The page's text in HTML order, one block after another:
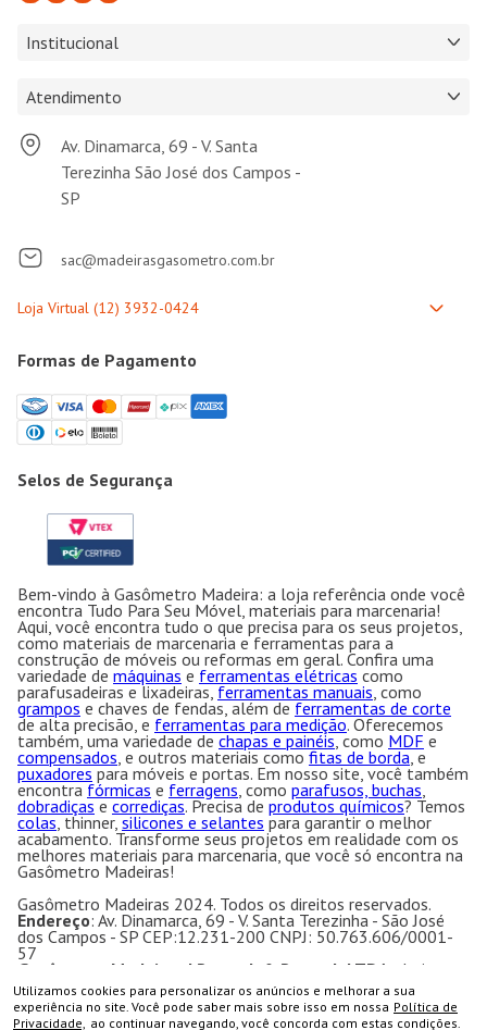
Utilizamos cookies para personalizar os anúncios e melhorar a sua
experiência no site. Você pode saber mais sobre isso em nossa Política de
Privacidade, ao continuar navegando, você concorda com estas condições.
COMPRAR
Institucional
Atendimento
Av. Dinamarca, 69 - V. Santa
Terezinha São José dos Campos -
SP
sac@madeirasgasometro.com.br
Formas de Pagamento
Selos de Segurança
Bem-vindo à Gasômetro Madeira: a loja referência onde você
encontra Tudo Para Seu Móvel, materiais para marcenaria!
Aqui, você encontra tudo o que precisa para os seus projetos,
como materiais de marcenaria e ferramentas para a
construção de móveis ou reformas em geral. Confira uma
variedade de máquinas e ferramentas elétricas como
parafusadeiras e lixadeiras, ferramentas manuais, como
grampos e chaves de fendas, além de ferramentas de corte
de alta precisão, e ferramentas para medição. Oferecemos
também, uma variedade de chapas e painéis, como MDF e
compensados, e outros materiais como fitas de borda, e
puxadores para móveis e portas. Em nosso site, você também
encontra fórmicas e ferragens, como parafusos, buchas,
dobradiças e corrediças. Precisa de produtos químicos? Temos
colas, thinner, silicones e selantes para garantir o melhor
acabamento. Transforme seus projetos em realidade com os
melhores materiais para marcenaria, que você só encontra na
Gasômetro Madeiras!
Gasômetro Madeiras 2024. Todos os direitos reservados.
Endereço: Av. Dinamarca, 69 - V. Santa Terezinha - São José
dos Campos - SP CEP:12.231-200 CNPJ: 50.763.606/0001-
57
Gasômetro Madeiras | Ramuth & Ramuth LTDA - Loja
especializada em máquinas para marcenaria, acessórios e
ferragens para móveis.
Equipamentos e ferramentas para marcenaria com ótimos